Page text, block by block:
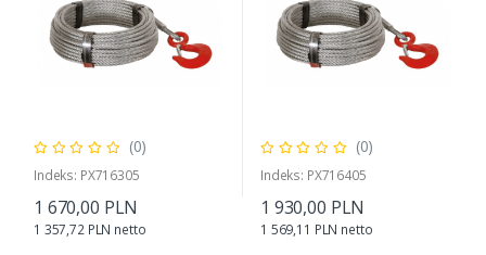
(0)
Indeks: PX716305
1 670,00 PLN
1 357,72 PLN netto
(0)
Indeks: PX716405
1 930,00 PLN
1 569,11 PLN netto